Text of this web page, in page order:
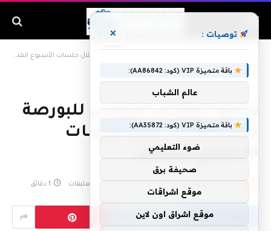
تراجع المؤشر الرئيسى للبورصة
بنسبة 1.52% خلال جلسات
الأسبوع المنتهى
لا توجد تعليقات 1 دقائق
توصيات : ×
باقة متميزة VIP (كود: AA86842):
عالم الشباب
باقة متميزة VIP (كود: AA35872):
ضوء التعليمي
صحيفة برق
موقع اشراقات
موقع اشراق اون لاين